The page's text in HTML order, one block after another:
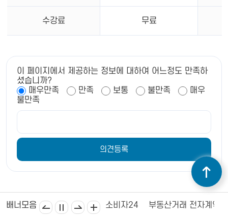
수강료 무료
이 페이지에서 제공하는 정보에 대하여 어느정도 만족하
셨습니까?
매우만족
만족 보통 불만족
매우
불만족
배너모음
상공회의소 김제시의회 소비자24 부동산거래 전자계약